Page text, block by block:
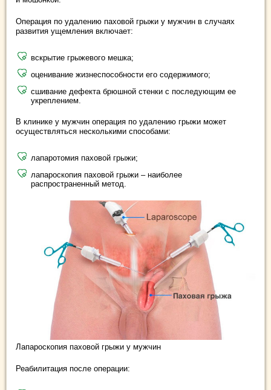
Операция по удалению паховой грыжи у мужчин в случаях
развития ущемления включает:
вскрытие грыжевого мешка;
оценивание жизнеспособности его содержимого;
сшивание дефекта брюшной стенки с последующим ее
укреплением.
В клинике у мужчин операция по удалению грыжи может
осуществляться несколькими способами:
лапаротомия паховой грыжи;
лапароскопия паховой грыжи – наиболее
распространенный метод.
Лапароскопия паховой грыжи у мужчин
Реабилитация после операции: